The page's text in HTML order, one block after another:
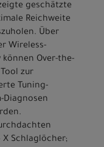
geschätzte
Reichweite
Über
Wireless-
Over-the-
zur
Tuning-
Diagnosen
Schlaglöcher;